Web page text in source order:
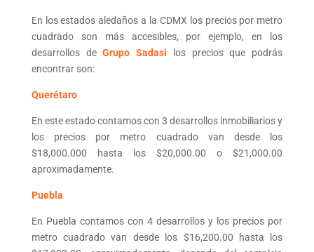
En los estados aledaños a la CDMX los precios por metro
cuadrado son más accesibles, por ejemplo, en los
desarrollos deGrupo Sadasi los precios que podrás
encontrar son:
Querétaro
En este estado contamos con 3 desarrollos inmobiliarios y
los precios por metro cuadrado van desde los
$18,000.000 hasta los $20,000.00 o $21,000.00
aproximadamente.
Puebla
En Puebla contamos con 4 desarrollos y los precios por
metro cuadrado van desde los $16,200.00 hasta los